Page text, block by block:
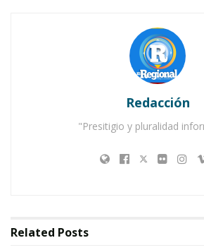
Ahuacatlán celebrá el día de
Buena tarde taurina en Ahuacatlán
Redacción
"Presitigio y pluralidad
Related Posts